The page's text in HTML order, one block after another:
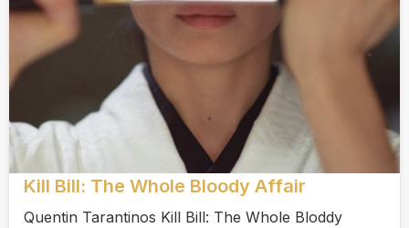
Kill Bill: The Whole Bloody Affair
Quentin Tarantinos Kill Bill: The Whole Bloddy